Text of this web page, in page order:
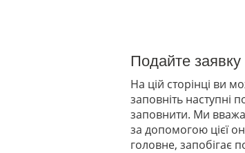
Подайте
На цій сторінці ви
заповніть наступні
заповнити. Ми
за допомогою цієї
головне, запобігає